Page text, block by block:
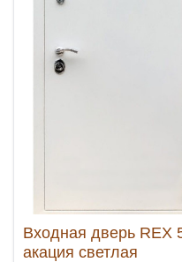
Входная дверь REX
акация светлая